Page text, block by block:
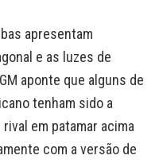
apresentam
e as luzes de
aponte que alguns de
tenham sido a
em patamar acima
com a versão de